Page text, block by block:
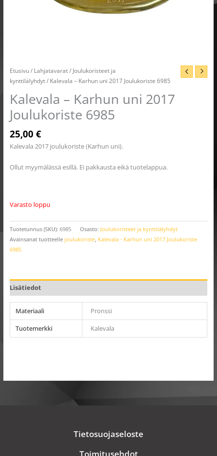
Etusivu/ Lahjatavarat/ Joulukoristeet ja
kynttilälyhdyt/ Kalevala – Karhun uni 2017 Joulukoriste 6985
Kalevala – Karhun uni 2017
Joulukoriste 6985
25,00€
Kalevala 2017 joulukoriste (Karhun uni).
Ollut myymälässä esillä. Ei pakkausta eikä tuotelappua.
Varasto loppu
Tuotetunnus (SKU): 6985 Osasto: Joulukoristeet ja kynttilälyhdyt
Avainsanat tuotteelle joulukoriste, Kalevala - Karhun uni 2017 Joulukoriste
6985
Lisätiedot
Materiaali
Pronssi
Tuotemerkki
Kalevala
Tietosuojaseloste
Toimitusehdot